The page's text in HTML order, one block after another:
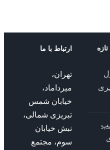
ارتباط با ما
میرداماد،
خیابان شمس
تبریزی شمالی،
نبش خیابان
سوم، مجتمع